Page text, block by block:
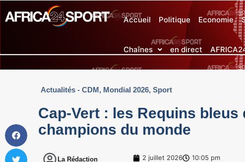
Accueil Politique Economie
Chaînes en direct
Actualités - CDM, Mondial 2026, Sport
Cap-Vert : les Requins bleus
champions du monde
La Rédaction 2 juillet 2026 10:05 pm